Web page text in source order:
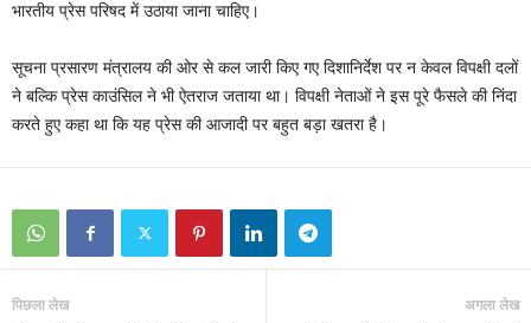
भारतीय प्रेस परिषद में उठाया जाना चाहिए।
सूचना प्रसारण मंत्रालय की ओर से कल जारी किए गए दिशानिर्देश पर न केवल विपक्षी दलों
ने बल्कि प्रेस काउंसिल ने भी ऐतराज जताया था। विपक्षी नेताओं ने इस पूरे फैसले की निंदा
करते हुए कहा था कि यह प्रेस की आजादी पर बहुत बड़ा खतरा है।
पिछला लेख अगला लेख